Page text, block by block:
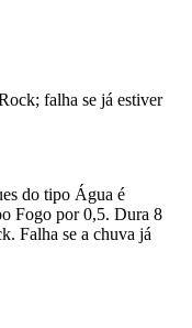
falha se já estiver
do tipo Água é
Fogo por 0,5. Dura 8
Falha se a chuva já